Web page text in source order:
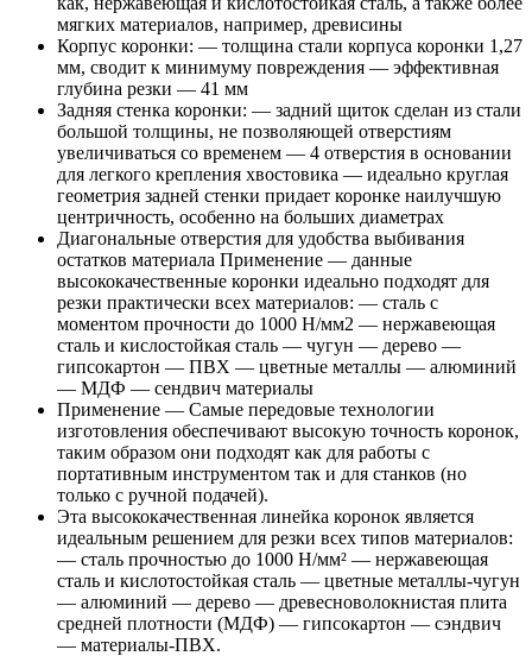
мягких материалов, например, древисины
Корпус коронки: — толщина стали корпуса коронки 1,27
мм, сводит к минимуму повреждения — эффективная
глубина резки — 41 мм
Задняя стенка коронки: — задний щиток сделан из стали
большой толщины, не позволяющей отверстиям
увеличиваться со временем — 4 отверстия в основании
для легкого крепления хвостовика — идеально круглая
геометрия задней стенки придает коронке наилучшую
центричность, особенно на больших диаметрах
Диагональные отверстия для удобства выбивания
остатков материала Применение — данные
высококачественные коронки идеально подходят для
резки практически всех материалов: — сталь с
моментом прочности до 1000 Н/мм2 — нержавеющая
сталь и кислостойкая сталь — чугун — дерево —
гипсокартон — ПВХ — цветные металлы — алюминий
— МДФ — сендвич материалы
Применение — Самые передовые технологии
изготовления обеспечивают высокую точность коронок,
таким образом они подходят как для работы с
портативным инструментом так и для станков (но
только с ручной подачей).
Эта высококачественная линейка коронок является
идеальным решением для резки всех типов материалов:
— сталь прочностью до 1000 Н/мм² — нержавеющая
сталь и кислотостойкая сталь — цветные металлы-чугун
— алюминий — дерево — древесноволокнистая плита
средней плотности (МДФ) — гипсокартон — сэндвич
— материалы-ПВХ.